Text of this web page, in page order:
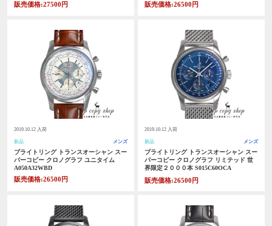
販売価格:27500円 販売価格:26500円
2019.10.12 入荷
新品 メンズ
ブライトリング トランスオーシャン スー
パーコピー クロノグラフ ユニタイム
A050A32WBD
販売価格:26500円
2019.10.12 入荷
新品 メンズ
ブライトリング トランスオーシャン スー
パーコピー クロノグラフ リミテッド 世
界限定２０００本 S015C60OCA
販売価格:26500円